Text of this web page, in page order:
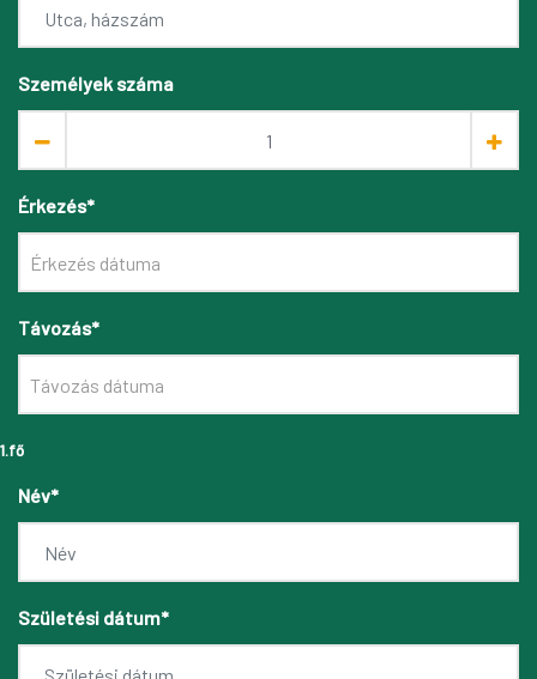
Személyek száma
Érkezés*
Távozás*
1.fő
Név*
Születési dátum*